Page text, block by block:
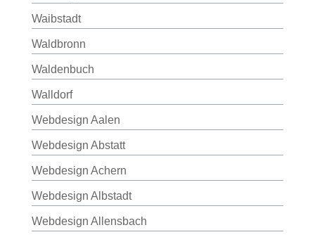
Waibstadt
Waldbronn
Waldenbuch
Walldorf
Webdesign Aalen
Webdesign Abstatt
Webdesign Achern
Webdesign Albstadt
Webdesign Allensbach